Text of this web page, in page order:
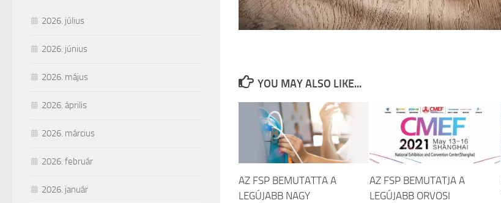
YOU MAY ALSO LIKE...
AZ FSP BEMUTATTA A
LEGÚJABB NAGY
AZ FSP BEMUTATJA A
LEGÚJABB ORVOSI
2026. július
2026. június
2026. május
2026. április
2026. március
2026. február
2026. január